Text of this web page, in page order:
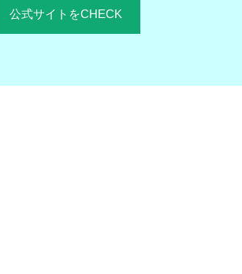
公式サイトをCHECK